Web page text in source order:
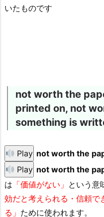
いたものです
not worth the
printed on, not
something is
Play not worth the
Play not worth the
は 「価値がない」 という意
効だと考えられる・信頼で
る」 ために使われます。